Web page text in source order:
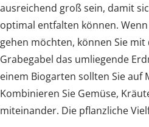
ausreichend groß sein, damit
optimal entfalten können.
gehen möchten, können Sie
Grabegabel das umliegende
einem Biogarten sollten Sie auf
Kombinieren Sie Gemüse,
miteinander. Die pflanzliche